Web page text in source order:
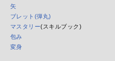
矢
ブレット(弾丸)
マスタリー(スキルブック)
包み
変身